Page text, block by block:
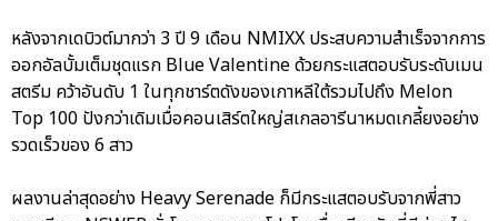
หลังจากเดบิวต์มากว่า 3 ปี 9 เดือน NMIXX ประสบความสำเร็จจากการ
ออกอัลบั้มเต็มชุดแรก Blue Valentine ด้วยกระแสตอบรับระดับเมน
สตรีม คว้าอันดับ 1 ในทุกชาร์ตดังของเกาหลีใต้รวมไปถึง Melon
Top 100 ปังกว่าเดิมเมื่อคอนเสิร์ตใหญ่สเกลอารีนาหมดเกลี้ยงอย่าง
รวดเร็วของ 6 สาว
ผลงานล่าสุดอย่าง Heavy Serenade ก็มีกระแสตอบรับจากพี่สาว